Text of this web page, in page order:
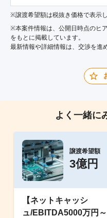
※譲渡希望額は税抜き価格で表示し
※本案件情報は、公開日時点のヒ
をもとに掲載しています。
最新情報や詳細情報は、交渉を進
よく一緒に
譲渡希望額
3億円
【ネットキャッシ
ュ/EBITDA5000万円